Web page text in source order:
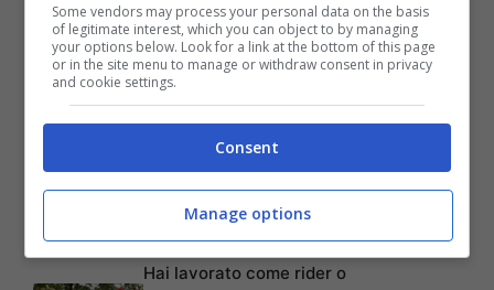
Articoli recentiGerry Scotti, Samira ha
scelto lui: sorpresa per il
conduttore
Hai lavorato come rider o
Some vendors may process your personal data on the basis
of legitimate interest, which you can object to by managing
your options below. Look for a link at the bottom of this page
or in the site menu to manage or withdraw consent in privacy
and cookie settings.
Consent
Manage options